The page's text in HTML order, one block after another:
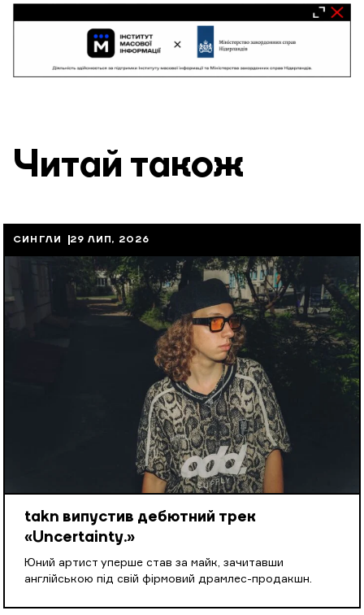
Читай також
СИНГЛИ 29 ЛИП, 2026
takn випустив дебютний трек
«Uncertainty.»
Юний артист уперше став за майк, зачитавши
англійською під свій фірмовий драмлес-продакшн.